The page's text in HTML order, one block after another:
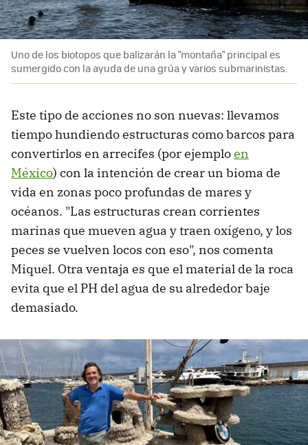
Uno de los biotopos que balizarán la "montaña" principal es
sumergido con la ayuda de una grúa y varios submarinistas.
Este tipo de acciones no son nuevas: llevamos
tiempo hundiendo estructuras como barcos para
convertirlos en arrecifes (por ejemploen
México) con la intención de crear un bioma de
vida en zonas poco profundas de mares y
océanos. "Las estructuras crean corrientes
marinas que mueven agua y traen oxígeno, y los
peces se vuelven locos con eso", nos comenta
Miquel. Otra ventaja es que el material de la roca
evita que el PH del agua de su alrededor baje
demasiado.